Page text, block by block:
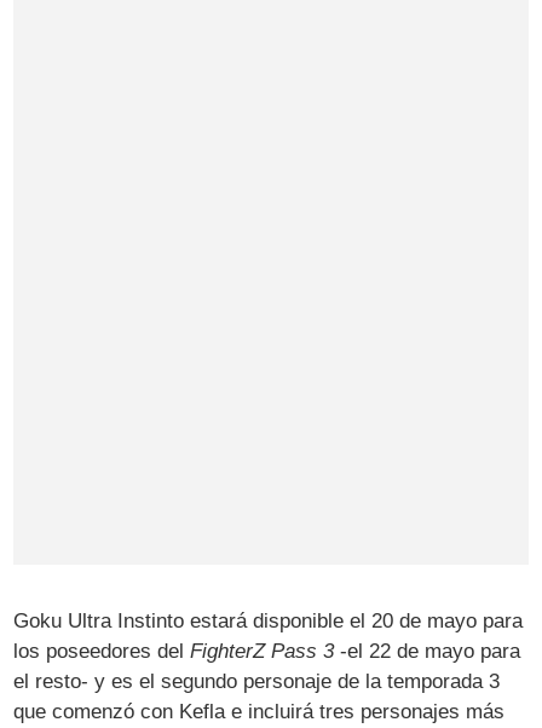
Goku Ultra Instinto estará disponible el 20 de mayo para
los poseedores delFighterZ Pass 3-el 22 de mayo para
el resto- y es el segundo personaje de la temporada 3
que comenzó con Kefla e incluirá tres personajes más